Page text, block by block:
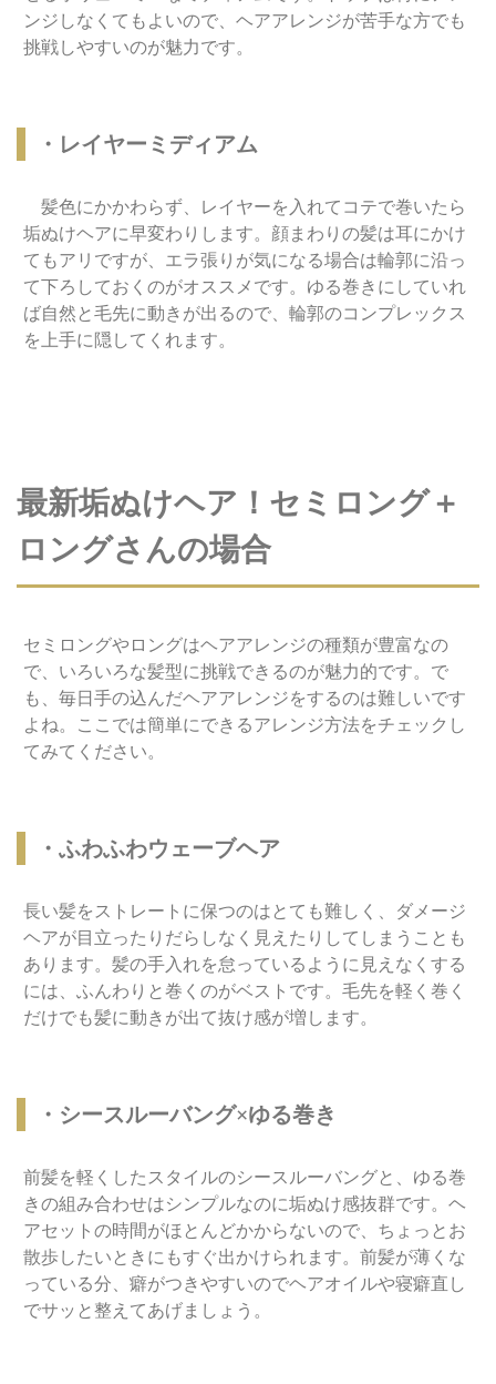
ンジしなくてもよいので、ヘアアレンジが苦手な方でも
挑戦しやすいのが魅力です。
・レイヤーミディアム
髪色にかかわらず、レイヤーを入れてコテで巻いたら
垢ぬけヘアに早変わりします。顔まわりの髪は耳にかけ
てもアリですが、エラ張りが気になる場合は輪郭に沿っ
て下ろしておくのがオススメです。ゆる巻きにしていれ
ば自然と毛先に動きが出るので、輪郭のコンプレックス
を上手に隠してくれます。
最新垢ぬけヘア！セミロング＋
ロングさんの場合
セミロングやロングはヘアアレンジの種類が豊富なの
で、いろいろな髪型に挑戦できるのが魅力的です。で
も、毎日手の込んだヘアアレンジをするのは難しいです
よね。ここでは簡単にできるアレンジ方法をチェックし
てみてください。
・ふわふわウェーブヘア
長い髪をストレートに保つのはとても難しく、ダメージ
ヘアが目立ったりだらしなく見えたりしてしまうことも
あります。髪の手入れを怠っているように見えなくする
には、ふんわりと巻くのがベストです。毛先を軽く巻く
だけでも髪に動きが出て抜け感が増します。
・シースルーバング×ゆる巻き
前髪を軽くしたスタイルのシースルーバングと、ゆる巻
きの組み合わせはシンプルなのに垢ぬけ感抜群です。ヘ
アセットの時間がほとんどかからないので、ちょっとお
散歩したいときにもすぐ出かけられます。前髪が薄くな
っている分、癖がつきやすいのでヘアオイルや寝癖直し
でサッと整えてあげましょう。